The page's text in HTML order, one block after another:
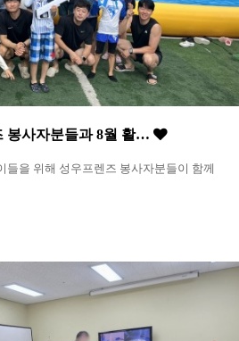
봉사자분들과 8월 활…
들을 위해 성우프렌즈 봉사자분들이 함께